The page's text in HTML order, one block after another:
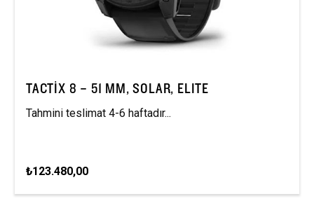
TACTIX 8 – 51 MM, SOLAR, ELITE
Tahmini teslimat 4-6 haftadır...
₺123.480,00